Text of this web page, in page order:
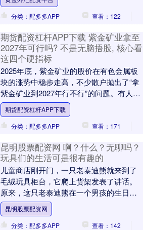
分类：配多多APP
查看：122
期货配资杠杆APP下载 紫金矿业拿至
2027年可行吗? 不是无脑捂股, 核心看
这四个硬指标
2025年底，紫金矿业的股价在有色金属板
块的涨势中稳步走高，不少散户抛出了“拿
紫金矿业到2027年行不行”的问题。有人觉
得紫金矿业是资源龙头，长期持有肯定能
赚，....
期货配资杠杆APP下载
分类：配多多APP
查看：171
昆明股票配资网 啊？什么？无聊吗？
玩具们的生活可是很有趣的
儿童商店刚开门，一只老泰迪熊就来到了
毛绒玩具柜台，它爬上货架发表了讲话。
原来，这只老泰迪熊在一个男孩的生日那
天，被作为礼物送给了他，之后男孩长大
了就把礼物送给....
昆明股票配资网
分类：配多多APP
查看：142